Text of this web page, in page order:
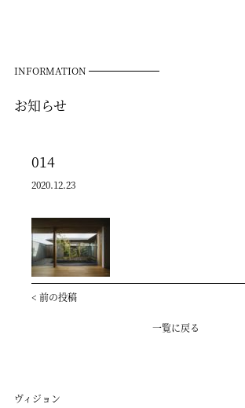
INFORMATION
お知らせ
014
2020.12.23
< 前の投稿
一覧に戻る
ヴィジョン